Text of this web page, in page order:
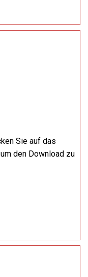
Sie auf das
den Download zu